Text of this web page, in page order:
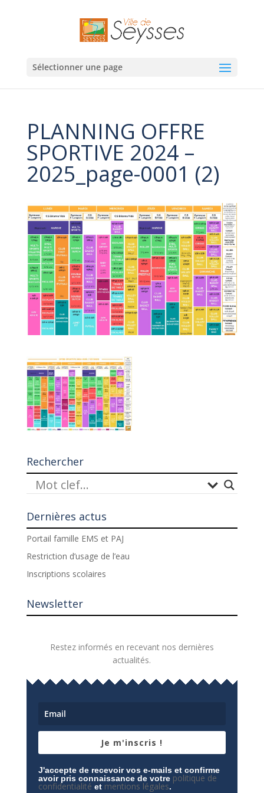
Sélectionner une page
PLANNING OFFRE
SPORTIVE 2024 –
2025_page-0001 (2)
Rechercher
Dernières actus
Portail famille EMS et PAJ
Restriction d’usage de l’eau
Inscriptions scolaires
Newsletter
Restez informés en recevant nos dernières
actualités.
Je m'inscris !
J'accepte de recevoir vos e-mails et confirme
avoir pris connaissance de votre politique de
confidentialité et mentions légales.